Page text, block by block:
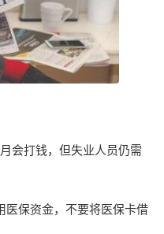
会打钱，但失业人员仍需
医保资金，不要将医保卡借